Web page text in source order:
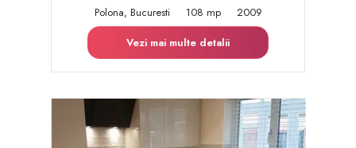
Polona, Bucuresti
108 mp
2009
Vezi mai multe detalii